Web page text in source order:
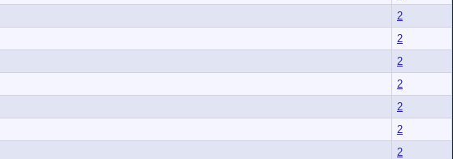
2
2
2
2
2
2
2